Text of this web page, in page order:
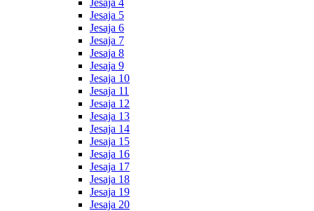
Jesaja 4
Jesaja 5
Jesaja 6
Jesaja 7
Jesaja 8
Jesaja 9
Jesaja 10
Jesaja 11
Jesaja 12
Jesaja 13
Jesaja 14
Jesaja 15
Jesaja 16
Jesaja 17
Jesaja 18
Jesaja 19
Jesaja 20